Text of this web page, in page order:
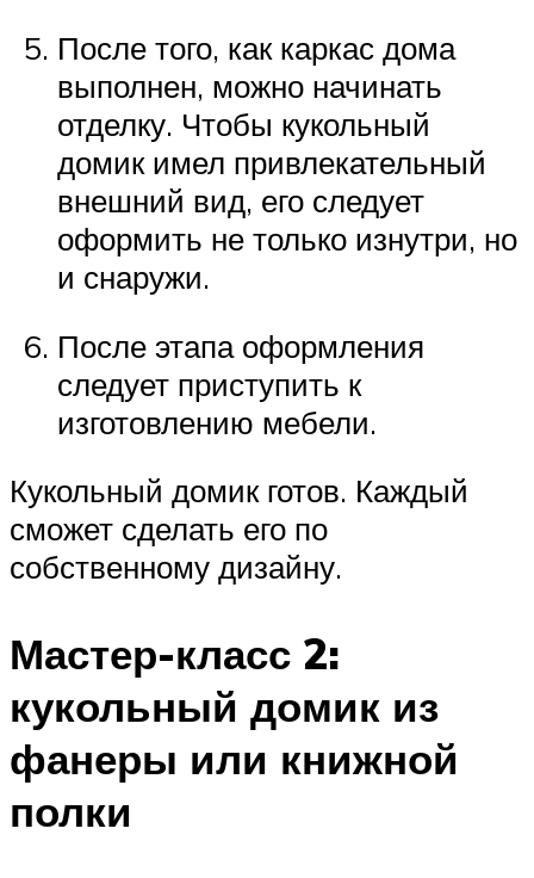
После того, как каркас дома
выполнен, можно начинать
отделку. Чтобы кукольный
домик имел привлекательный
внешний вид, его следует
оформить не только изнутри, но
и снаружи.
После этапа оформления
следует приступить к
изготовлению мебели.
Кукольный домик готов. Каждый
сможет сделать его по
собственному дизайну.
Мастер-класс 2:
кукольный домик из
фанеры или книжной
полки